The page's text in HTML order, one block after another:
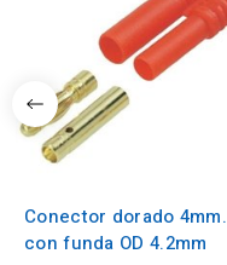
Conector dorado 4mm.
con funda OD 4.2mm